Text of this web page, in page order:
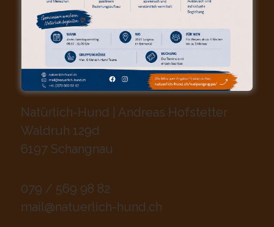
KONTAKT (POSTANSCHRIFT)
Natürlich-Hund | Andreas Hofstetter
Waldruh 129d
6197 Schangnau
079 / 569 98 82
mail@natuerlich-hund.ch